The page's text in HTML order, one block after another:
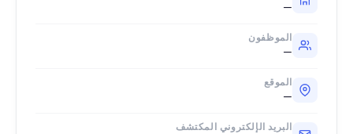
—
الموظفون
—
الموقع
—
البريد الإلكتروني المكتشف